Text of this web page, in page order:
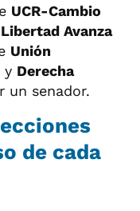
UCR-Cambio
Avanza
Unión
y Derecha
un senador.
de cada